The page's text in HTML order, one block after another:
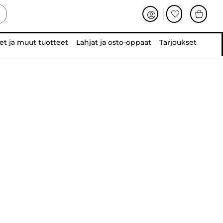
ja muut tuotteet Lahjat ja osto-oppaat Tarjoukset